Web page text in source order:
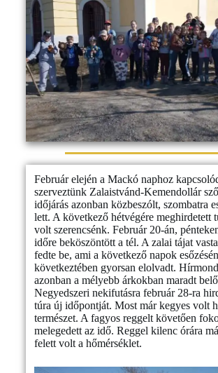
Február elején a Mackó naphoz
szerveztünk Zalaistvánd-Kemendollár
időjárás azonban közbeszólt, szombatra
lett. A következő hétvégére meghirdetett
volt szerencsénk. Február 20-án,
időre beköszöntött a tél. A zalai tájat
fedte be, ami a következő napok
következtében gyorsan elolvadt.
azonban a mélyebb árkokban maradt
Negyedszeri nekifutásra február 28-ra
túra új időpontját. Most már kegyes volt
természet. A fagyos reggelt követően
melegedett az idő. Reggel kilenc órára
felett volt a hőmérséklet.